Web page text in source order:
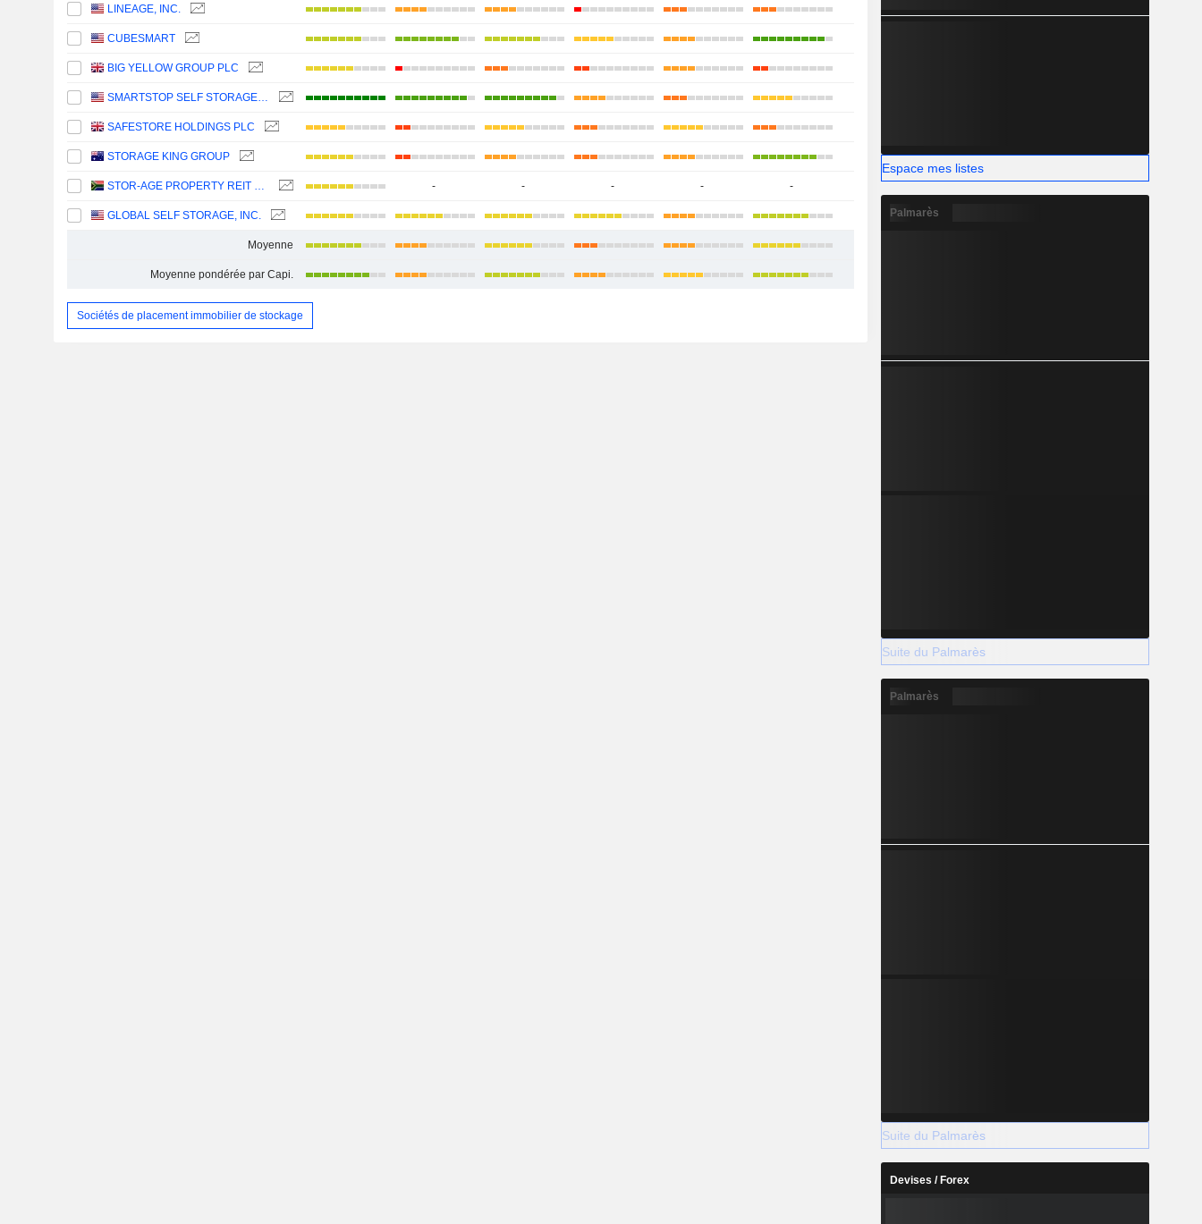
LINEAGE, INC.
CUBESMART
BIG YELLOW GROUP PLC
SMARTSTOP SELF STORAGE REIT, INC.
SAFESTORE HOLDINGS PLC
STORAGE KING GROUP
STOR-AGE PROPERTY REIT LIMITED - - - - -
GLOBAL SELF STORAGE, INC.
Moyenne
Moyenne pondérée par Capi.
Sociétés de placement immobilier de stockage
Espace mes listes
Palmarès
Suite du Palmarès
Palmarès
Suite du Palmarès
Devises / Forex